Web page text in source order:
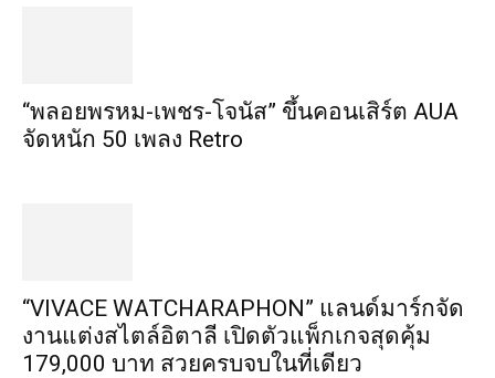
“พลอยพรหม-เพชร-โจนัส” ขึ้นคอนเสิร์ต AUA
จัดหนัก 50 เพลง Retro
“VIVACE WATCHARAPHON” แลนด์มาร์กจัด
งานแต่งสไตล์อิตาลี เปิดตัวแพ็กเกจสุดคุ้ม
179,000 บาท สวยครบจบในที่เดียว